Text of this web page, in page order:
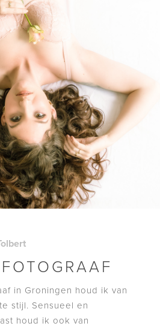
in Groningen houd ik van
stijl. Sensueel en
houd ik ook van